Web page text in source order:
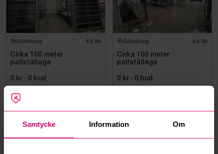
Samtycke Information Om
Göteborg 4d 9h
Cirka 100 meter
pallställage
0 kr · 0 bud
Göteborg 4d 9h
Cirka 100 meter
pallställage
0 kr · 0 bud